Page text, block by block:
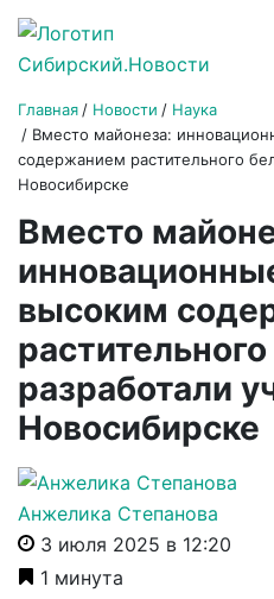
Главная Новости
Наука
Вместо майонеза:
содержанием растительного
Новосибирске
Вместо
высоким
разработали
Новосибирске
Анжелика Степанова
3 июля 2025 в 12:20
1 минута